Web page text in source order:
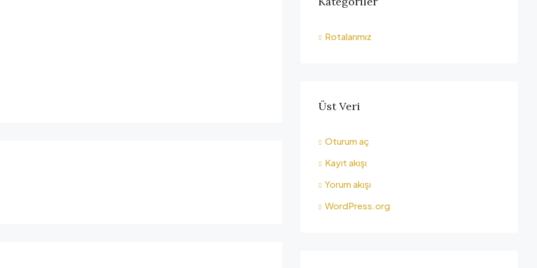
Rotalarımız
Üst Veri
Oturum aç
Kayıt akışı
Yorum akışı
WordPress.org